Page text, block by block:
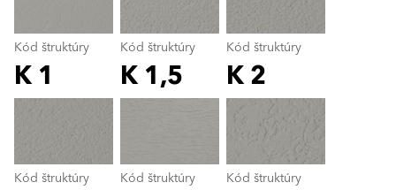
Kód štruktúry
K 1
Kód štruktúry
K 1,5
Kód štruktúry
K 2
Kód štruktúry Kód štruktúry Kód štruktúry
Kód štruktúry
color_name